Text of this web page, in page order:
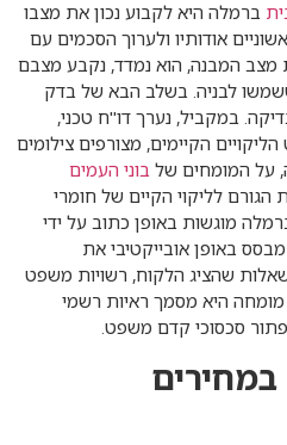
ברמלה היא לקבוע נכון את מצבו
אודותיו ולערוך הסכמים עם
מצב המבנה, הוא נמדד, נקבע מצבם
לבניה. בשלב הבא של בדק
במקביל, נערך דו"ח טכני,
הקיימים, מצורפים צילומים
על המומחים של בוני העמים
לליקוי הקיים של חומרי
מוגשות באופן כתוב על ידי
באופן אובייקטיבי את
שהציג הלקוח, רשויות משפט
היא מסמך ראיות רשמי
סכסוכי קדם משפט.